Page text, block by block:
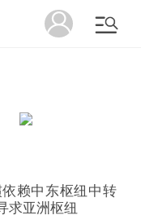
赖中东枢纽中转
求亚洲枢纽